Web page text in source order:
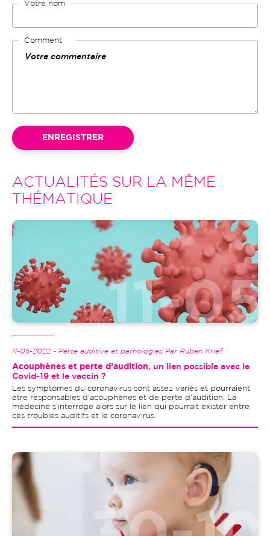
Votre nom
Comment
ACTUALITÉS SUR LA MÊME
THÉMATIQUE
Image
11-05-2022 - Perte auditive et pathologies Par Ruben Krief
Acouphènes et perte d’audition, un lien possible avec le
Covid-19 et le vaccin ?
Les symptômes du coronavirus sont assez variés et pourraient
être responsables d’acouphènes et de perte d’audition. La
médecine s’interroge alors sur le lien qui pourrait exister entre
ces troubles auditifs et le coronavirus.
Image